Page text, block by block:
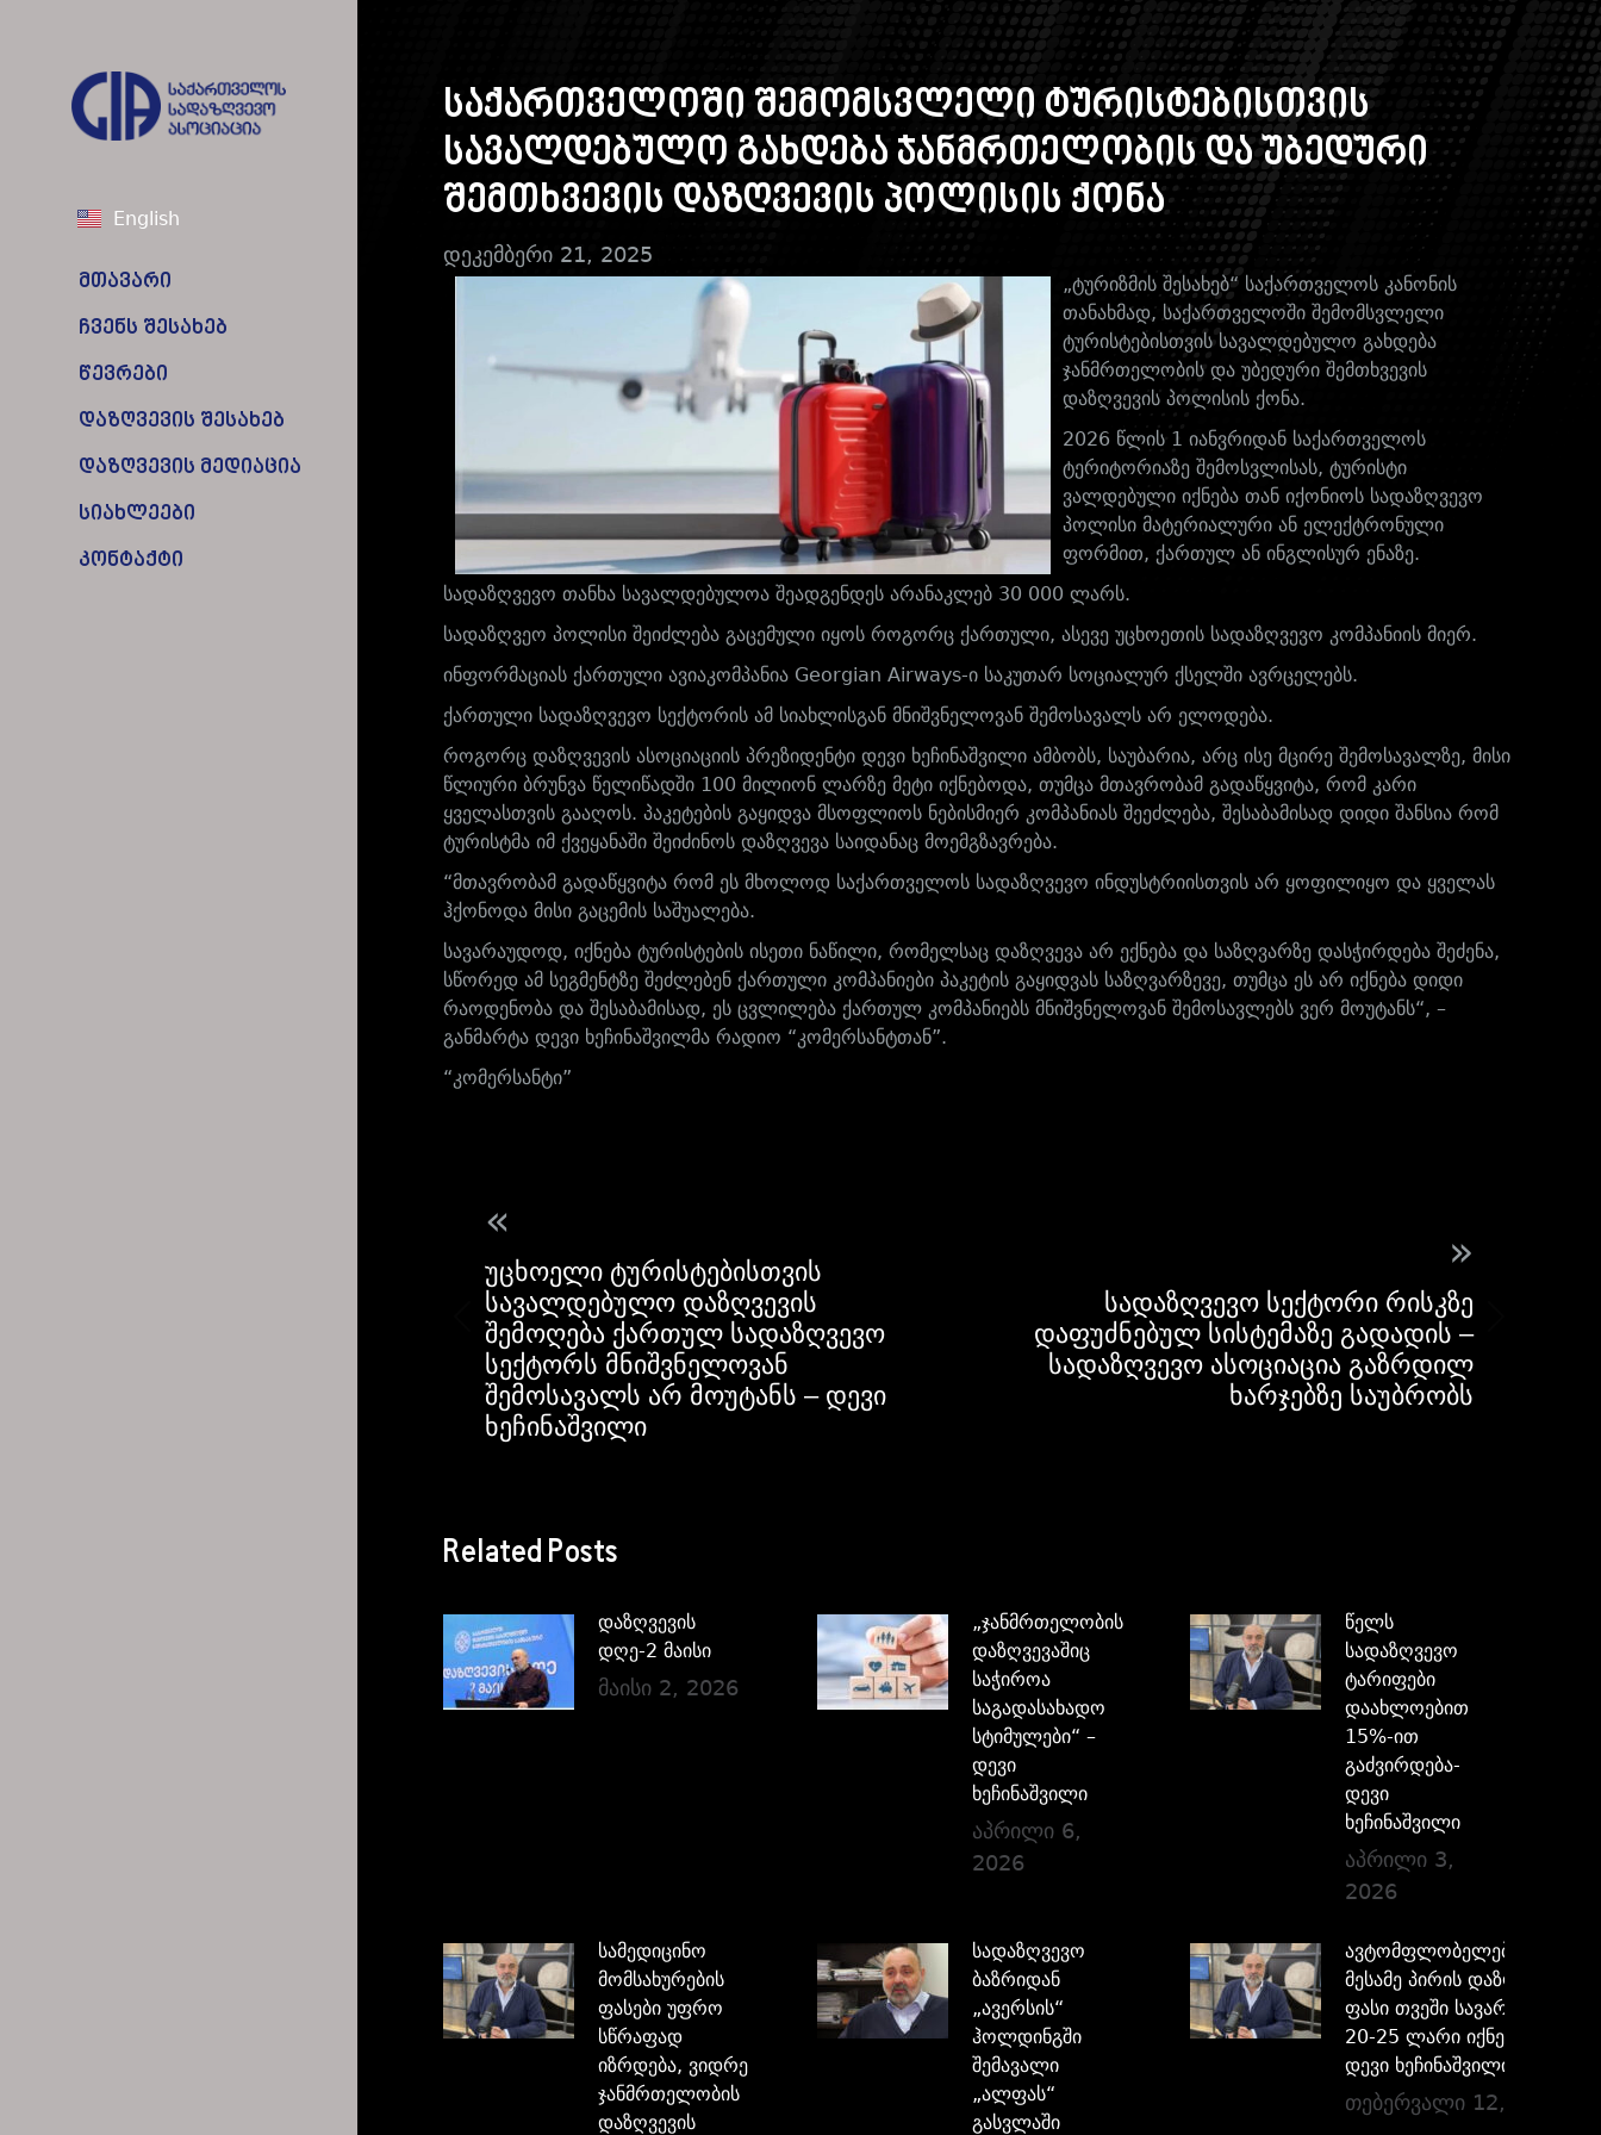
საქართველოში შემომსვლელი ტურისტებისთვის
სავალდებულო გახდება ჯანმრთელობის და უბედური
შემთხვევის დაზღვევის პოლისის ქონა
დეკემბერი 21, 2025
„ტურიზმის შესახებ“ საქართველოს კანონის
თანახმად, საქართველოში შემომსვლელი
ტურისტებისთვის სავალდებულო გახდება
ჯანმრთელობის და უბედური შემთხვევის
დაზღვევის პოლისის ქონა.
2026 წლის 1 იანვრიდან საქართველოს
ტერიტორიაზე შემოსვლისას, ტურისტი
ვალდებული იქნება თან იქონიოს სადაზღვევო
პოლისი მატერიალური ან ელექტრონული
ფორმით, ქართულ ან ინგლისურ ენაზე.
სადაზღვევო თანხა სავალდებულოა შეადგენდეს არანაკლებ 30 000 ლარს.
სადაზღვეო პოლისი შეიძლება გაცემული იყოს როგორც ქართული, ასევე უცხოეთის სადაზღვევო კომპანიის მიერ.
ინფორმაციას ქართული ავიაკომპანია Georgian Airways-ი საკუთარ სოციალურ ქსელში ავრცელებს.
ქართული სადაზღვევო სექტორის ამ სიახლისგან მნიშვნელოვან შემოსავალს არ ელოდება.
როგორც დაზღვევის ასოციაციის პრეზიდენტი დევი ხეჩინაშვილი ამბობს, საუბარია, არც ისე მცირე შემოსავალზე, მისი
წლიური ბრუნვა წელიწადში 100 მილიონ ლარზე მეტი იქნებოდა, თუმცა მთავრობამ გადაწყვიტა, რომ კარი
ყველასთვის გააღოს. პაკეტების გაყიდვა მსოფლიოს ნებისმიერ კომპანიას შეეძლება, შესაბამისად დიდი შანსია რომ
ტურისტმა იმ ქვეყანაში შეიძინოს დაზღვევა საიდანაც მოემგზავრება.
“მთავრობამ გადაწყვიტა რომ ეს მხოლოდ საქართველოს სადაზღვევო ინდუსტრიისთვის არ ყოფილიყო და ყველას
ჰქონოდა მისი გაცემის საშუალება.
სავარაუდოდ, იქნება ტურისტების ისეთი ნაწილი, რომელსაც დაზღვევა არ ექნება და საზღვარზე დასჭირდება შეძენა,
სწორედ ამ სეგმენტზე შეძლებენ ქართული კომპანიები პაკეტის გაყიდვას საზღვარზევე, თუმცა ეს არ იქნება დიდი
რაოდენობა და შესაბამისად, ეს ცვლილება ქართულ კომპანიებს მნიშვნელოვან შემოსავლებს ვერ მოუტანს“, –
განმარტა დევი ხეჩინაშვილმა რადიო “კომერსანტთან”.
“კომერსანტი”
«
უცხოელი ტურისტებისთვის
სავალდებულო დაზღვევის
შემოღება ქართულ სადაზღვევო
სექტორს მნიშვნელოვან
შემოსავალს არ მოუტანს – დევი
ხეჩინაშვილი
»
სადაზღვევო სექტორი რისკზე
დაფუძნებულ სისტემაზე გადადის –
სადაზღვევო ასოციაცია გაზრდილ
ხარჯებზე საუბრობს
Related Posts
დაზღვევის
დღე-2 მაისი
მაისი 2, 2026
„ჯანმრთელობის
დაზღვევაშიც
საჭიროა
საგადასახადო
სტიმულები“ –
დევი
ხეჩინაშვილი
აპრილი 6,
2026
წელს
სადაზღვევო
ტარიფები
დაახლოებით
15%-ით
გაძვირდება-
დევი
ხეჩინაშვილი
აპრილი 3,
2026
სამედიცინო
მომსახურების
ფასები უფრო
სწრაფად
იზრდება, ვიდრე
ჯანმრთელობის
დაზღვევის
სადაზღვევო
ბაზრიდან
„ავერსის“
ჰოლდინგში
შემავალი
„ალფას“
გასვლაში
ავტომფლობელებისთვის
მესამე პირის დაზღვევის
ფასი თვეში სავარაუდოდ
20-25 ლარი იქნება –
დევი ხეჩინაშვილი
თებერვალი 12, 2026
English
მთავარი
ჩვენს შესახებ
წევრები
დაზღვევის შესახებ
დაზღვევის მედიაცია
სიახლეები
კონტაქტი